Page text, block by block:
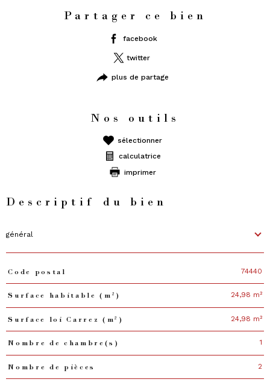
Partager ce bien
facebook
twitter
plus de partage
Nos outils
sélectionner
calculatrice
imprimer
Descriptif du bien
général
TRAD_PAMPERO_Caracteristique
Code postal 74440
Surface habitable (m²) 24,98 m²
Surface loi Carrez (m²) 24,98 m²
Nombre de chambre(s) 1
Nombre de pièces 2